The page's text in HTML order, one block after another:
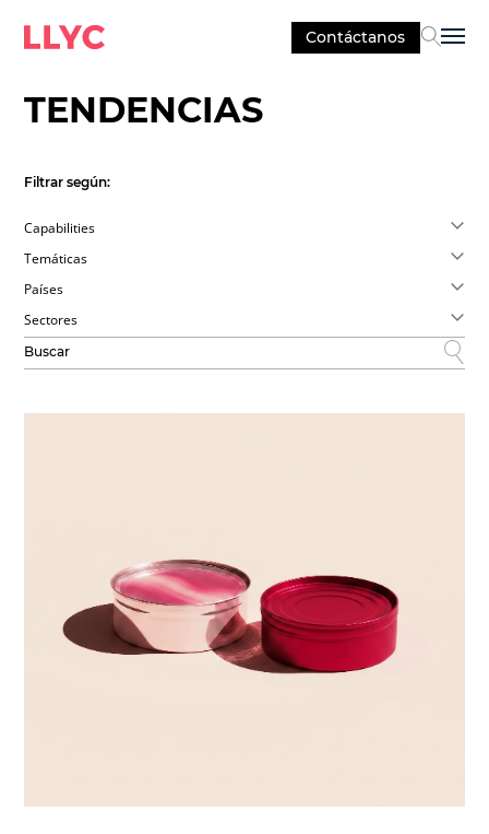
Contáctanos
TENDENCIAS
Filtrar según:
Capabilities
Temáticas
Países
Sectores